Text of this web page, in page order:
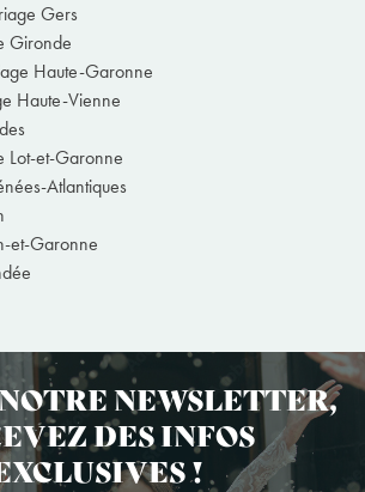
Gers
Gironde
Haute-Garonne
Haute-Vienne
Lot-et-Garonne
Atlantiques
et-Garonne
NEWSLETTER,
DES INFOS
!